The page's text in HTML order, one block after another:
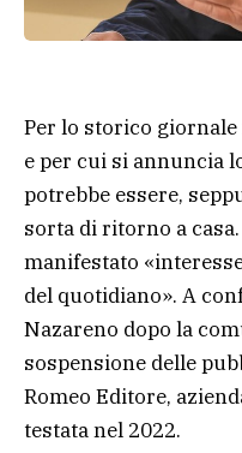
Per lo storico
e per cui si annuncia
potrebbe essere,
sorta di ritorno a
manifestato
del quotidiano». A
Nazareno dopo la
sospensione delle
Romeo Editore,
testata nel 2022.